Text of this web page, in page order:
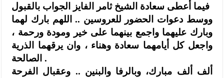
فيما أعطى سعادة الشيخ ثامر الفايز الجواب بالقبول
ووسط دعوات الحضور للعروسين .. اللهم بارك لهما
وبارك عليهما واجمع بينهما على خير ومودة ورحمة ،
واجعل كل أيامهما سعادة وهناء ، وان يرقهما الذرية
الصالحة .
ألف ألف مبارك، وبالرفا والبنين .. وعقبال الفرحة